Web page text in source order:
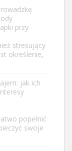
przy
stresujący
określenie,
jak ich
popełnić
swoje